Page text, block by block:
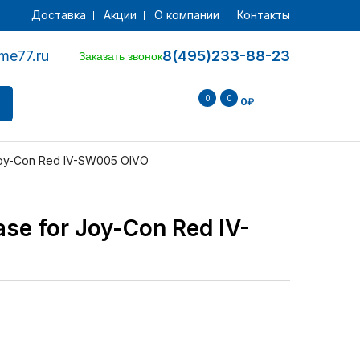
Доставка Акции О компании Контакты
8(495)233-88-23
Заказать звонок
0 0 0₽
Con Red IV-SW005 OIVO
for Joy-Con Red IV-